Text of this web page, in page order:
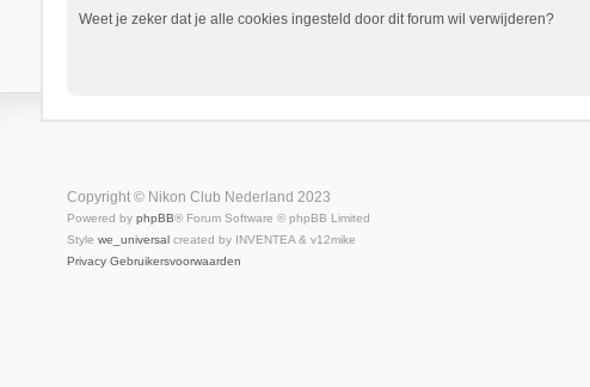
Weet je zeker dat je alle cookies ingesteld door dit forum wil verwijderen?
Copyright © Nikon Club Nederland 2023
Powered by phpBB® Forum Software © phpBB Limited
Style we_universalcreated by INVENTEA & v12mike
Privacy Gebruikersvoorwaarden